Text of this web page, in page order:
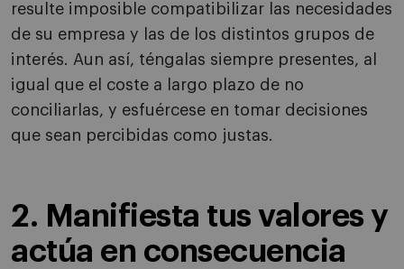
resulte imposible compatibilizar las necesidades
de su empresa y las de los distintos grupos de
interés. Aun así, téngalas siempre presentes, al
igual que el coste a largo plazo de no
conciliarlas, y esfuércese en tomar decisiones
que sean percibidas como justas.
2. Manifiesta tus valores y
actúa en consecuencia